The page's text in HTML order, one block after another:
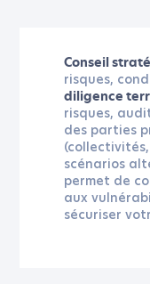
Conseil
risques,
diligence
risques,
des parties
scénarios
permet de
aux
sécuriser